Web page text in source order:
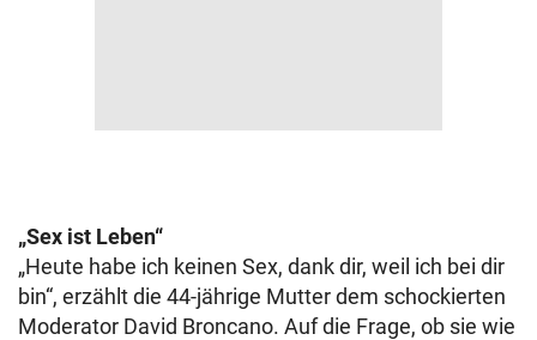
„Sex ist Leben“
„Heute habe ich keinen Sex, dank dir, weil ich bei dir
bin“, erzählt die 44-jährige Mutter dem schockierten
Moderator David Broncano. Auf die Frage, ob sie wie